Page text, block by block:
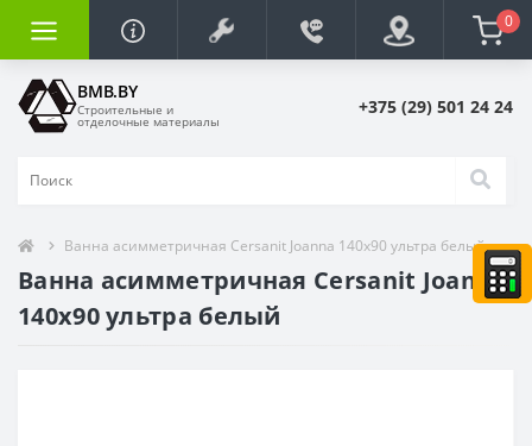
0
BMB.BY
Строительные и
отделочные материалы
+375 (29) 501 24 24
Ванна асимметричная Cersanit Joanna 140x90 ультра белый
Ванна асимметричная Cersanit Joanna
140x90 ультра белый